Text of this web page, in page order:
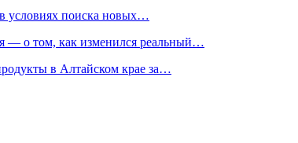
условиях поиска новых…
— о том, как изменился реальный…
в Алтайском крае за…